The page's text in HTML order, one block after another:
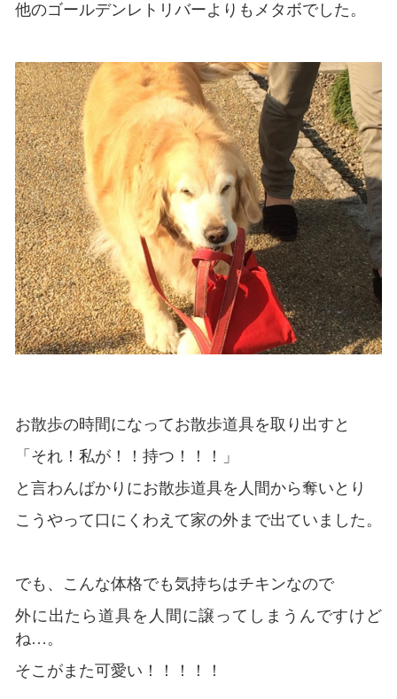
他のゴールデンレトリバーよりもメタボでした。
お散歩の時間になってお散歩道具を取り出すと
「それ！私が！！持つ！！！」
と言わんばかりにお散歩道具を人間から奪いとり
こうやって口にくわえて家の外まで出ていました。
でも、こんな体格でも気持ちはチキンなので
外に出たら道具を人間に譲ってしまうんですけど
ね…。
そこがまた可愛い！！！！！